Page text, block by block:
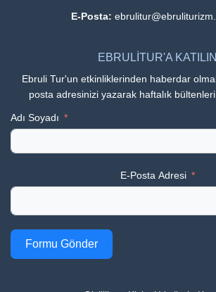
E-Posta:
EBRULİTUR'A KATILIN
Ebruli Tur'un etkinliklerinden haberdar
posta adresinizi yazarak haftalık
Adı Soyadı
E-Posta Adresi
Formu Gönder